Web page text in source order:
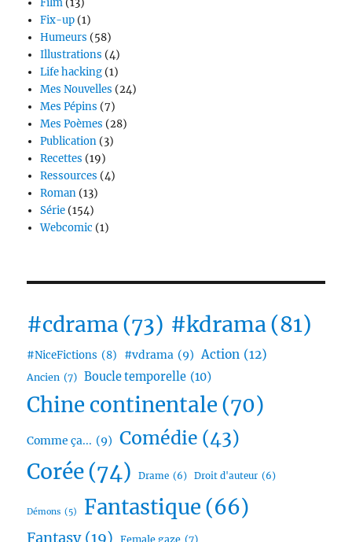
Fix-up(1)
Humeurs (58)
Illustrations (4)
Life hacking(1)
Mes Nouvelles (24)
Mes Pépins (7)
Mes Poèmes (28)
Publication(3)
Recettes (19)
Ressources (4)
Roman(13)
Série(154)
Webcomic (1)
#cdrama (73) #kdrama(81)
#NiceFictions (8) #vdrama (9) Action (12)
Ancien (7) Boucle temporelle (10)
Chine continentale (70)
Comme ça... (9) Comédie (43)
Corée(74) Drame (6) Droit d'auteur (6)
Démons (5) Fantastique (66)
Fantasy (19) Female gaze (7)